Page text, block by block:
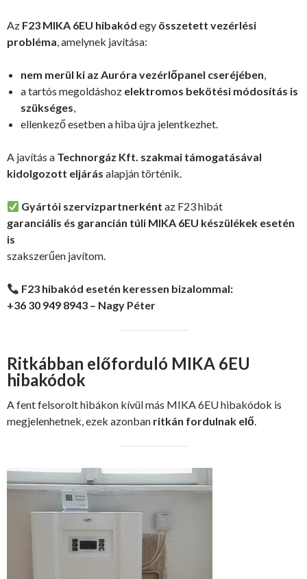
Az F23 MIKA 6EU hibakód egy összetett vezérlési
probléma, amelynek javítása:
nem merül ki az Auróra vezérlőpanel cseréjében,
a tartós megoldáshoz elektromos bekötési módosítás is
szükséges,
ellenkező esetben a hiba újra jelentkezhet.
A javítás a Technorgáz Kft. szakmai támogatásával
kidolgozott eljárás alapján történik.
Gyártói szervizpartnerként az F23 hibát
garanciális és garancián túli MIKA 6EU készülékek esetén
is
szakszerűen javítom.
F23 hibakód esetén keressen bizalommal:
+36 30 949 8943 – Nagy Péter
Ritkábban előforduló MIKA 6EU
hibakódok
A fent felsorolt hibákon kívül más MIKA 6EU hibakódok is
megjelenhetnek, ezek azonban ritkán fordulnak elő.